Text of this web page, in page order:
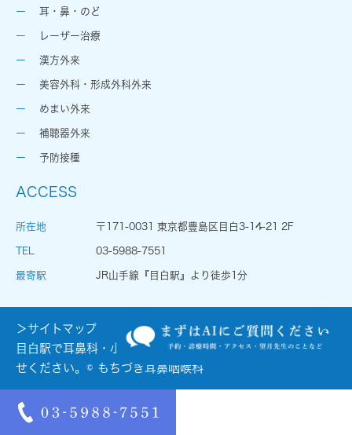
耳・鼻・のど
レーザー治療
漢方外来
美容外科・形成外科外来
めまい外来
補聴器外来
予防接種
ACCESS
所在地 〒171-0031 東京都豊島区目白3-14-21 2F
TEL 03-5988-7551
最寄駅 JR山手線『目白駅』より徒歩1分
＞サイトマップ
目白駅で耳鼻科・小児耳鼻科をお探しの際はお気軽にお問合
せください。© もちづき耳鼻咽喉科